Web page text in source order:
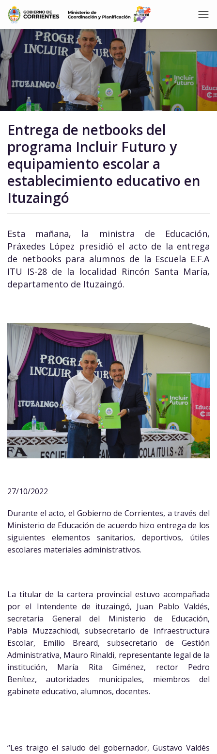
Entrega de netbooks del
programa Incluir Futuro y
equipamiento escolar a
establecimiento educativo en
Ituzaingó
Esta mañana, la ministra de Educación,
Práxedes López presidió el acto de la entrega
de netbooks para alumnos de la Escuela E.F.A
ITU IS-28 de la localidad Rincón Santa María,
departamento de Ituzaingó.
27/10/2022
Durante el acto, el Gobierno de Corrientes, a través del
Ministerio de Educación de acuerdo hizo entrega de los
siguientes elementos sanitarios, deportivos, útiles
escolares materiales administrativos.
La titular de la cartera provincial estuvo acompañada
por el Intendente de ituzaingó, Juan Pablo Valdés,
secretaria General del Ministerio de Educación,
Pabla Muzzachiodi, subsecretario de Infraestructura
Escolar, Emilio Breard, subsecretario de Gestión
Administrativa, Mauro Rinaldi, representante legal de la
institución, María Rita Giménez, rector Pedro
Benítez, autoridades municipales, miembros del
gabinete educativo, alumnos, docentes.
“Les traigo el saludo del gobernador, Gustavo Valdés